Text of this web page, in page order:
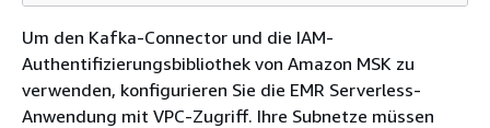
Um den Kafka-Connector und die IAM-
Authentifizierungsbibliothek von Amazon MSK zu
verwenden, konfigurieren Sie die EMR Serverless-
Anwendung mit VPC-Zugriff. Ihre Subnetze müssen